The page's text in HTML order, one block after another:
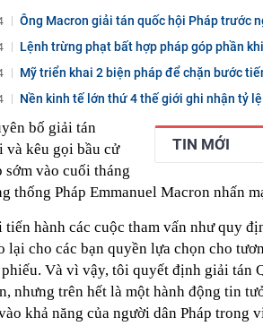
22:25
Vì sao đồ ăn Việt hầu như món nào
22:07
Không cần tặng quà, 5 câu nói này
huynh - giáo viên gắn bó khăng
của Nga
22:02
Nam NSND, Giám đốc Nhà hát
vợ thiếu tá kém 12 tuổi
21:51
Một ô tô biển 29A "dính" gần 100
định: Riêng tháng 7/2026 vi phạm 21
21:37
Tổng thống Trump bực bội vì lộ tin
Ông Macron giải tán quốc hội Pháp trước
Lệnh trừng phạt bất hợp pháp góp phần
Mỹ triển khai 2 biện pháp để chặn bước
Nền kinh tế lớn thứ 4 thế giới ghi nhận tỷ
TIN MỚI
bố giải tán
và kêu gọi bầu cử
sớm vào cuối tháng
thống Pháp Emmanuel Macron nhấn
tiến hành các cuộc tham vấn như quy
lại cho các bạn quyền lựa chọn cho
Và vì vậy, tôi quyết định giải tán
nhưng trên hết là một hành động tin
khả năng của người dân Pháp trong